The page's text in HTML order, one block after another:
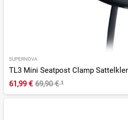
SUPERNOVA
TL3 Mini Seatpost Clamp
61,99 € 69,90 €¹